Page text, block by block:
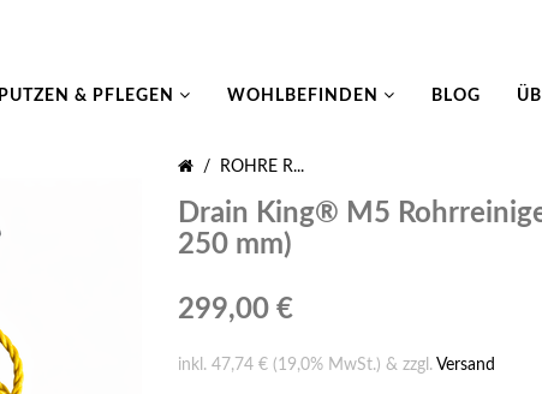
PUTZEN & PFLEGEN WOHLBEFINDEN BLOG
/ ROHRE R...
Drain King® M5
250 mm)
299,00 €
inkl. 47,74 € (19,0% MwSt.) & zzgl. Versand